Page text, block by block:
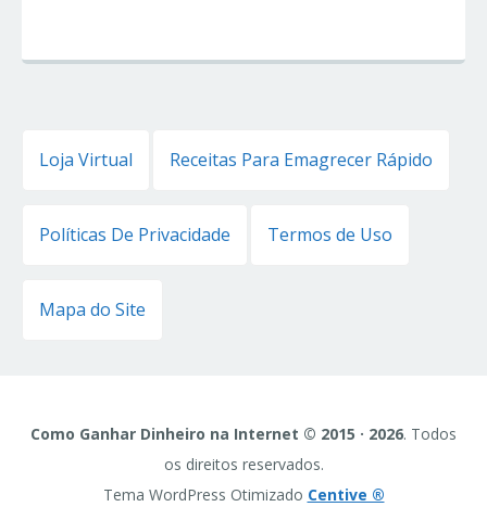
Loja Virtual Receitas Para Emagrecer Rápido
Políticas De Privacidade Termos de Uso
Mapa do Site
Como Ganhar Dinheiro na Internet © 2015 · 2026. Todos
os direitos reservados.
Tema WordPress Otimizado Centive ®